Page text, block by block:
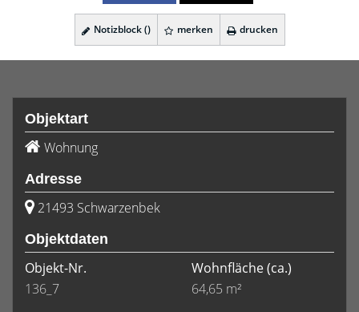
Notizblock () merken drucken
Objektart
Wohnung
Adresse
21493 Schwarzenbek
Objektdaten
Objekt-Nr.
136_7
Wohnfläche(ca.)
64,65 m²